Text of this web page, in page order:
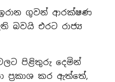
ගුවන් ආරක්ෂණ
බවයි එරට රාජ්‍ය
පිළිතුරු දෙමින්
ප්‍රකාශ කර ඇත්තේ,